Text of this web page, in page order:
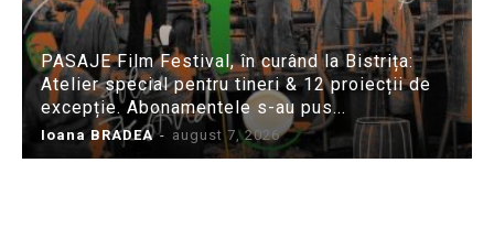
PASAJE Film Festival, în curând la Bistrița:
Atelier special pentru tineri & 12 proiecții de
excepție. Abonamentele s-au pus...
Ioana BRADEA - august 7, 2026